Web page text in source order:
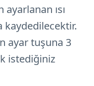
ısı
kaydedilecektir.
ayar tuşuna 3
istediğiniz